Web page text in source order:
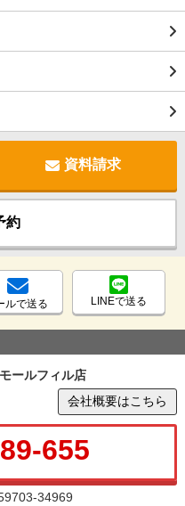
資料請求
約
ルで送る LINEで送る
ールフィル店
会社概要はこちら
655
34969